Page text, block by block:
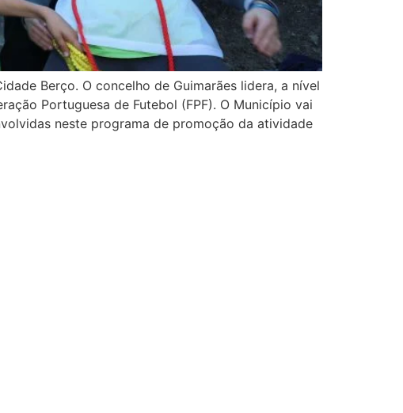
Berço. O concelho de Guimarães lidera, a nível
Portuguesa de Futebol (FPF). O Município vai
neste programa de promoção da atividade